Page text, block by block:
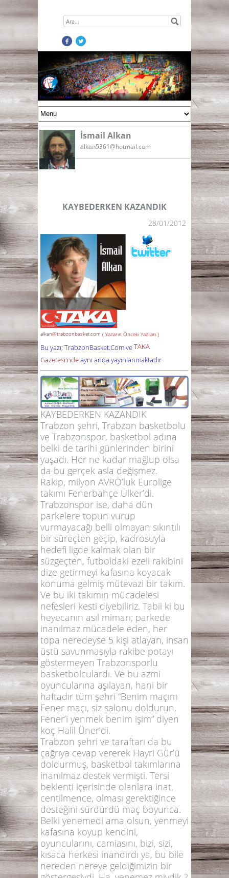
İsmail Alkan
alkan5361@hotmail.com
KAYBEDERKEN KAZANDIK
28/01/2012
alkan@trabzonbasket.com ( Yazarın Önceki Yazıları )
Bu yazı; TrabzonBasket.Com veTAKA
Gazetesi'ndeaynı anda yayınlanmaktadır
KAYBEDERKEN KAZANDIK
Trabzon şehri, Trabzon basketbolu
ve Trabzonspor, basketbol adına
belki de tarihi günlerinden birini
yaşadı. Her ne kadar mağlup olsa
da bu gerçek asla değişmez.
Rakip, milyon AVRO’luk Eurolige
takımı Fenerbahçe Ülker’di.
Trabzonspor ise, daha dün
parkelere topun vurup
vurmayacağı belli olmayan sıkıntılı
bir süreçten geçip, kadrosuyla
hedefi ligde kalmak olan bir
süzgeçten, futboldaki ezeli rakibini
dize getirmeyi kafasına koyacak
konuma gelmiş mütevazi bir takım.
Ve bu iki takımın mücadelesi
nefesleri kesti diyebiliriz. Tabii ki bu
heyecanın asıl mimarı; parkede
inanılmaz mücadele eden, her
topa neredeyse 5 kişi atlayan, insan
üstü savunmasıyla rakibe potayı
göstermeyen Trabzonsporlu
basketbolculardı. Ve bu azmi
oyuncularına aşılayan, hani bir
haftadır tüm şehri “Benim maçım
Fener maçı, siz salonu doldurun,
Fener’i yenmek benim işim” diyen
koç Halil Üner’di.
Trabzon şehri ve taraftarı da bu
çağrıya cevap vererek Hayri Gür’ü
doldurmuş, basketbol takımlarına
inanılmaz destek vermişti. Tersi
beklenti içerisinde olanlara inat,
centilmence, olması gerektiğince
desteğini sürdürdü maç boyunca.
Belki yenemedi ama olsun, yenmeyi
kafasına koyup kendini,
oyuncularını, camiasını, bizi, sizi,
kısaca herkesi inandırdı ya, bu bile
nereden nereye geldiğimizin bir